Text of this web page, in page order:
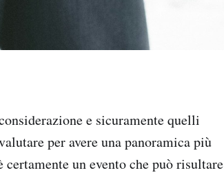
e sicuramente quelli
per avere una panoramica più
certamente un evento che può risultare